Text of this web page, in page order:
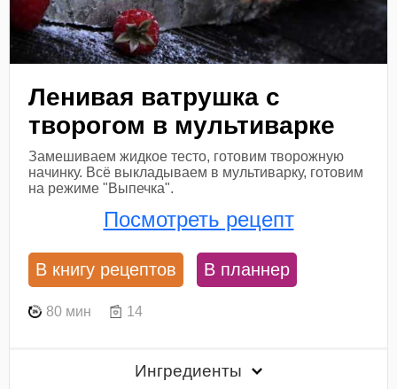
Ленивая ватрушка с
творогом в мультиварке
Замешиваем жидкое тесто, готовим творожную
начинку. Всё выкладываем в мультиварку, готовим
на режиме "Выпечка".
Посмотреть рецепт
В книгу рецептов В планнер
80 мин 14
Ингредиенты